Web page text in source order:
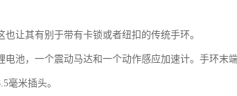
让其有别于带有卡锁或者纽扣的传统手环。
池，一个震动马达和一个动作感应加速计。手环末
毫米插头。